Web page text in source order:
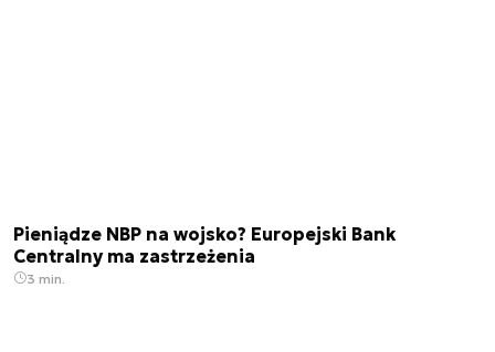
Pieniądze NBP na wojsko? Europejski Bank
Centralny ma zastrzeżenia
3 min.